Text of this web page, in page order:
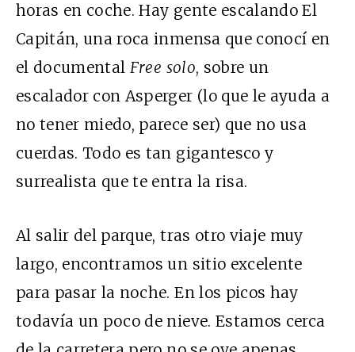
horas en coche. Hay gente escalando El
Capitán, una roca inmensa que conocí en
el documental Free solo, sobre un
escalador con Asperger (lo que le ayuda a
no tener miedo, parece ser) que no usa
cuerdas. Todo es tan gigantesco y
surrealista que te entra la risa.
Al salir del parque, tras otro viaje muy
largo, encontramos un sitio excelente
para pasar la noche. En los picos hay
todavía un poco de nieve. Estamos cerca